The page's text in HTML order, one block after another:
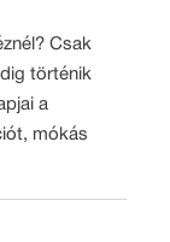
Csak
történik
a
mókás